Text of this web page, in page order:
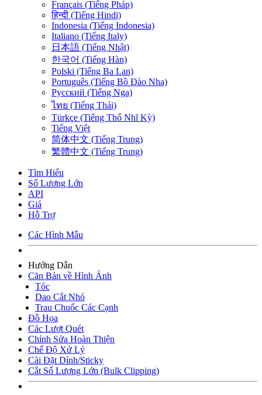
Français (Tiếng Pháp)
हिन्दी (Tiếng Hindi)
Indonesia (Tiếng Indonesia)
Italiano (Tiếng Italy)
日本語 (Tiếng Nhật)
한국어 (Tiếng Hàn)
Polski (Tiếng Ba Lan)
Português (Tiếng Bồ Đào Nha)
Русский (Tiếng Nga)
ไทย (Tiếng Thái)
Türkçe (Tiếng Thổ Nhĩ Kỳ)
Tiếng Việt
简体中文 (Tiếng Trung)
繁體中文 (Tiếng Trung)
Tìm Hiểu
Số Lương Lớn
API
Giá
Hỗ Trợ
Các Hình Mẫu
Hướng Dẫn
Căn Bản về Hình Ảnh
Tóc
Dao Cắt Nhỏ
Trau Chuốc Các Cạnh
Đồ Họa
Các Lượt Quét
Chỉnh Sửa Hoàn Thiện
Chế Độ Xử Lý
Cài Đặt Dính/Sticky
Cắt Số Lượng Lớn (Bulk Clipping)